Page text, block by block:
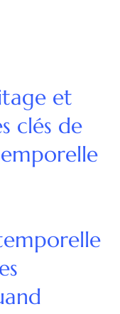
et
clés de